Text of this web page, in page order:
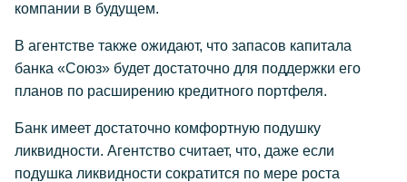
компании в будущем.
В агентстве также ожидают, что запасов капитала
банка «Союз» будет достаточно для поддержки его
планов по расширению кредитного портфеля.
Банк имеет достаточно комфортную подушку
ликвидности. Агентство считает, что, даже если
подушка ликвидности сократится по мере роста